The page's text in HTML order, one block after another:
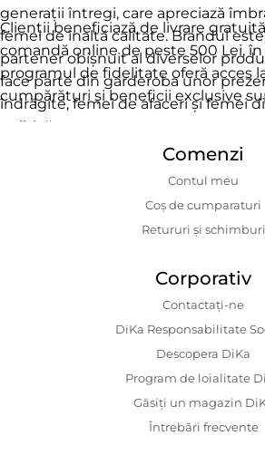
generații întregi, care apreciază
femei de înaltă calitate. Brandul
partener obișnuit al diverselor
face parte din garderoba unor
îndrăgite, femei de afaceri și femei
politică.
Clienții beneficiază de livrare
comandă online de peste 500 Lei,
programul de fidelitate oferă acces
cumpărături și beneficii exclusive
Comenzi
Contul meu
Coș de cumparaturi
Retururi și schimburi
Corporativ
Contactaţi-ne
DiKa Responsabilitate
Descopera DiKa
Program de loialitate
Găsiți un magazin
Întrebări frecvente